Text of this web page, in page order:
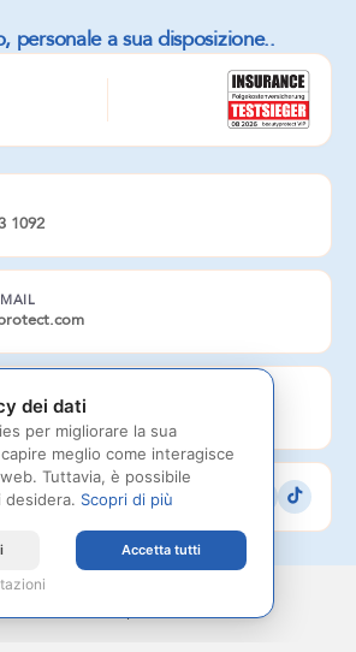
dei dati
per migliorare la sua
meglio come interagisce
Tuttavia, è possibile
desidera. Scopri di più
Accetta tutti
personale a sua disposizione..
1092